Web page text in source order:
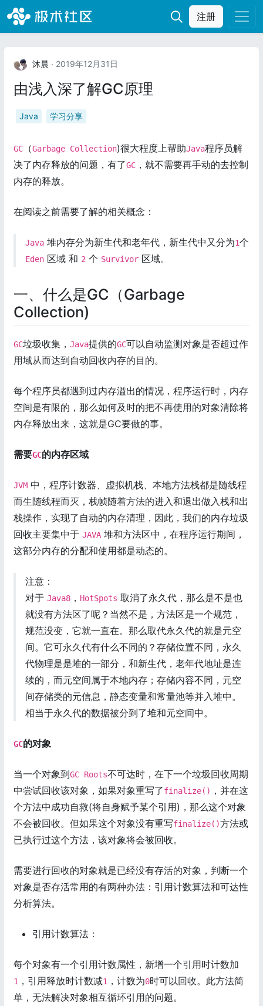
注册
沐晨 · 2019年12月31日
由浅入深了解GC原理
Java 学习分享
GC （Garbage Collection)很大程度上帮助Java程序员解
决了内存释放的问题，有了GC ，就不需要再手动的去控制
内存的释放。
在阅读之前需要了解的相关概念：
Java 堆内存分为新生代和老年代，新生代中又分为1个
Eden 区域 和 2 个 Survivor 区域。
一、什么是GC（Garbage
Collection)
GC垃圾收集， Java提供的GC可以自动监测对象是否超过作
用域从而达到自动回收内存的目的。
每个程序员都遇到过内存溢出的情况，程序运行时，内存
空间是有限的，那么如何及时的把不再使用的对象清除将
内存释放出来，这就是GC要做的事。
需要GC的内存区域
JVM 中，程序计数器、虚拟机栈、本地方法栈都是随线程
而生随线程而灭，栈帧随着方法的进入和退出做入栈和出
栈操作，实现了自动的内存清理，因此，我们的内存垃圾
回收主要集中于 JAVA 堆和方法区中，在程序运行期间，
这部分内存的分配和使用都是动态的。
注意：
对于 Java8 ， HotSpots 取消了永久代，那么是不是也
就没有方法区了呢？当然不是，方法区是一个规范，
规范没变，它就一直在。那么取代永久代的就是元空
间。它可永久代有什么不同的？存储位置不同，永久
代物理是是堆的一部分，和新生代，老年代地址是连
续的，而元空间属于本地内存；存储内容不同，元空
间存储类的元信息，静态变量和常量池等并入堆中。
相当于永久代的数据被分到了堆和元空间中。
GC的对象
当一个对象到GC Roots不可达时，在下一个垃圾回收周期
中尝试回收该对象，如果对象重写了finalize() ，并在这
个方法中成功自救(将自身赋予某个引用)，那么这个对象
不会被回收。但如果这个对象没有重写finalize()方法或
已执行过这个方法，该对象将会被回收。
需要进行回收的对象就是已经没有存活的对象，判断一个
对象是否存活常用的有两种办法：引用计数算法和可达性
分析算法。
引用计数算法：
每个对象有一个引用计数属性，新增一个引用时计数加
1 ，引用释放时计数减1 ，计数为0时可以回收。此方法简
单，无法解决对象相互循环引用的问题。